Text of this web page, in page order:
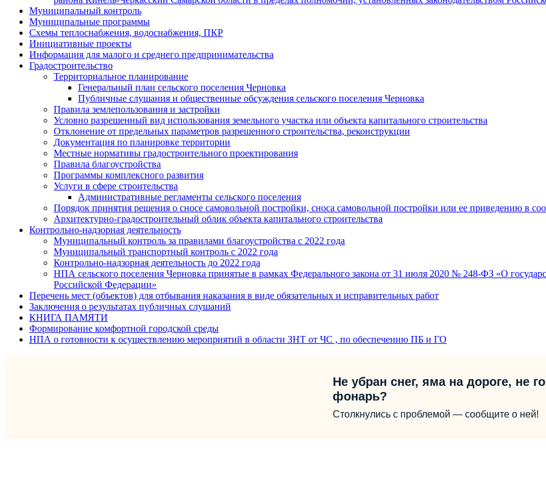
Муниципальный контроль
Муниципальные программы
Схемы теплоснабжения, водоснабжения, ПКР
Инициативные проекты
Информация для малого и среднего предпринимательства
Градостроительство
Территориальное планирование
Генеральный план сельского поселения Черновка
Публичные слушания и общественные обсуждения сельского поселения Черновка
Правила землепользования и застройки
Условно разрешенный вид использования земельного участка или объекта капитального строительства
Отклонение от предельных параметров разрешенного строительства, реконструкции
Документация по планировке территории
Местные нормативы градостроительного проектирования
Правила благоустройства
Программы комплексного развития
Услуги в сфере строительства
Административные регламенты сельского поселения
Порядок принятия решения о сносе самовольной постройки, сноса самовольной постройки или ее приведению в
Архитектурно-градостроительный облик объекта капитального строительства
Контрольно-надзорная деятельность
Муниципальный контроль за правилами благоустройства с 2022 года
Муниципальный транспортный контроль с 2022 года
Контрольно-надзорная деятельность до 2022 года
НПА сельского поселения Черновка принятые в рамках Федерального закона от 31 июля 2020 № 248-ФЗ «О
Российской Федерации»
Перечень мест (объектов) для отбывания наказания в виде обязательных и исправительных работ
Заключения о результатах публичных слушаний
КНИГА ПАМЯТИ
Формирование комфортной городской среды
НПА о готовности к осуществлению мероприятий в области ЗНТ от ЧС , по обеспечению ПБ и ГО
Не убран снег, яма на дороге, не
фонарь?
Столкнулись с проблемой — сообщите о ней!